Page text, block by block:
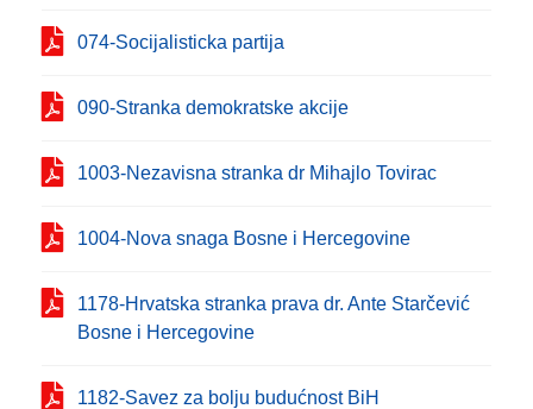
074-Socijalisticka partija
090-Stranka demokratske akcije
1003-Nezavisna stranka dr Mihajlo Tovirac
1004-Nova snaga Bosne i Hercegovine
1178-Hrvatska stranka prava dr. Ante Starčević
Bosne i Hercegovine
1182-Savez za bolju budućnost BiH